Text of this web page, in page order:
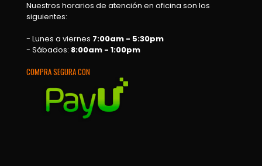
Nuestros horarios de atención en oficina son los
siguientes:
- Lunes a viernes 7:00am - 5:30pm
- Sábados: 8:00am - 1:00pm
COMPRA SEGURA CON